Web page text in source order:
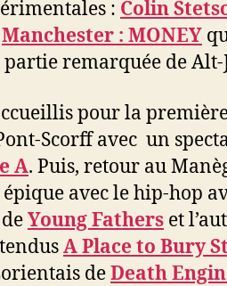
: Colin
Manchester : MONEY
remarquée de Alt-
pour la
Scorff avec un
A. Puis, retour au
épique avec le hip-hop
Young Fathers et
A Place to Bury
deDeath